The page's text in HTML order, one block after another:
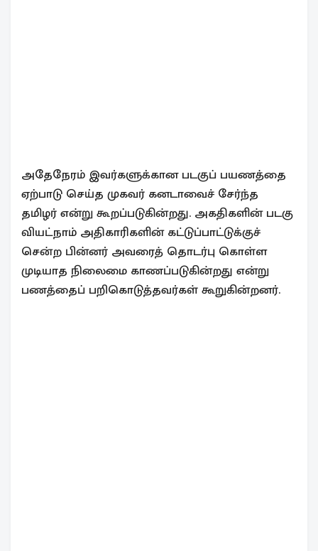
அதேநேரம் இவர்களுக்கான படகுப் பயணத்தை
ஏற்பாடு செய்த முகவர் கனடாவைச் சேர்ந்த
தமிழர் என்று கூறப்படுகின்றது. அகதிகளின் படகு
வியட்நாம் அதிகாரிகளின் கட்டுப்பாட்டுக்குச்
சென்ற பின்னர் அவரைத் தொடர்பு கொள்ள
முடியாத நிலைமை காணப்படுகின்றது என்று
பணத்தைப் பறிகொடுத்தவர்கள் கூறுகின்றனர்.